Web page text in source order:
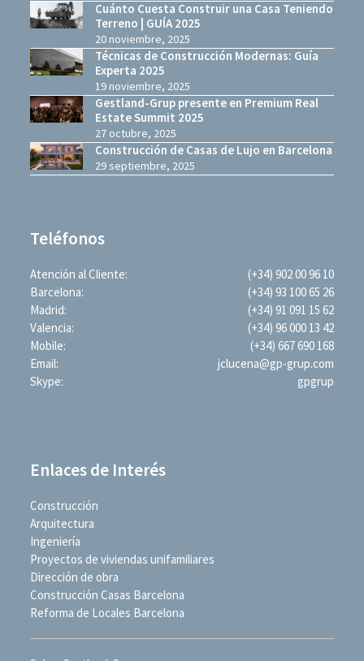
Cuánto Cuesta Construir una Casa Teniendo
Terreno | GUÍA 2025
20 noviembre, 2025
Técnicas de Construcción Modernas: Guía
Experta 2025
19 noviembre, 2025
Gestland-Grup presente en Premium Real
Estate Summit 2025
27 octubre, 2025
Construcción de Casas de Lujo en Barcelona
29 septiembre, 2025
Teléfonos
Atención al Cliente:
(+34) 902 00 96 10
Barcelona:
(+34) 93 100 65 26
Madrid:
(+34) 91 091 15 62
Valencia:
(+34) 96 000 13 42
Mobile:
(+34) 667 690 168
Email:
jclucena@gp-grup.com
Skype:
gpgrup
Enlaces de Interés
Construcción
Arquitectura
Ingeniería
Proyectos de viviendas unifamiliares
Dirección de obra
Construcción Casas Barcelona
Reforma de Locales Barcelona